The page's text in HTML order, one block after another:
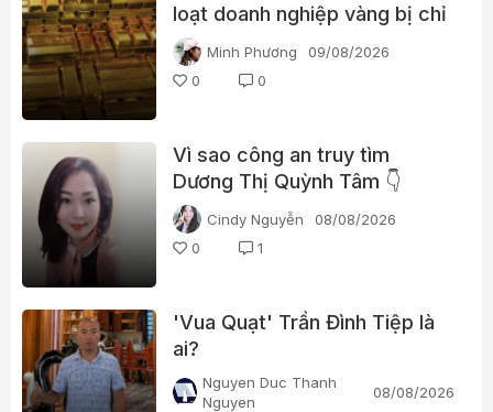
loạt doanh nghiệp vàng bị chỉ
ra nhiều vi phạm
Minh Phương
09/08/2026
0
0
Vì sao công an truy tìm
Dương Thị Quỳnh Tâm 👇
Cindy Nguyễn
08/08/2026
0
1
'Vua Quạt' Trần Đình Tiệp là
ai?
Nguyen Duc Thanh
Nguyen
08/08/2026